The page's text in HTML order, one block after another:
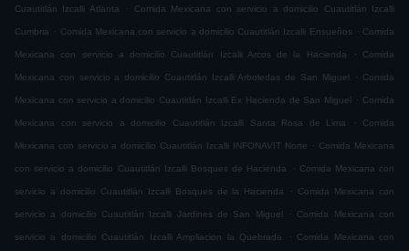
Cuautitlán Izcalli Atlanta . Comida Mexicana con servicio a domicilio Cuautitlán Izcalli
Cumbria . Comida Mexicana con servicio a domicilio Cuautitlán Izcalli Ensueños . Comida
Mexicana con servicio a domicilio Cuautitlán Izcalli Arcos de la Hacienda . Comida
Mexicana con servicio a domicilio Cuautitlán Izcalli Arboledas de San Miguel . Comida
Mexicana con servicio a domicilio Cuautitlán Izcalli Ex Hacienda de San Miguel . Comida
Mexicana con servicio a domicilio Cuautitlán Izcalli Santa Rosa de Lima . Comida
Mexicana con servicio a domicilio Cuautitlán Izcalli INFONAVIT Norte . Comida Mexicana
con servicio a domicilio Cuautitlán Izcalli Bosques de Hacienda . Comida Mexicana con
servicio a domicilio Cuautitlán Izcalli Bosques de la Hacienda . Comida Mexicana con
servicio a domicilio Cuautitlán Izcalli Jardines de San Miguel . Comida Mexicana con
servicio a domicilio Cuautitlán Izcalli Ampliacion la Quebrada . Comida Mexicana con